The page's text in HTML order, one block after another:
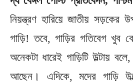
নিয়ন্ত্রণ হারিয়ে জাতীয় সড়কের
গাড়ি! তবে, গাড়ির গতিবেগ খুব
অনেকটা ধারেই গাড়িটি উল্টায়
আছেন। এদিকে, মদের গাড়ি